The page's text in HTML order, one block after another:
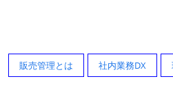
販売管理とは 社内業務DX